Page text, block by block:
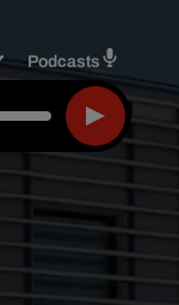
Podcasts